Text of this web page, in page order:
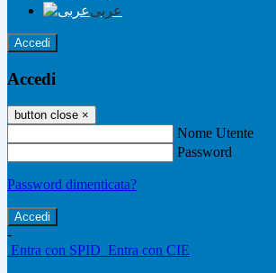
عربى
Accedi
Accedi
button close ×
Nome Utente
Password
Password dimenticata?
-
Entra con SPID Entra con CIE